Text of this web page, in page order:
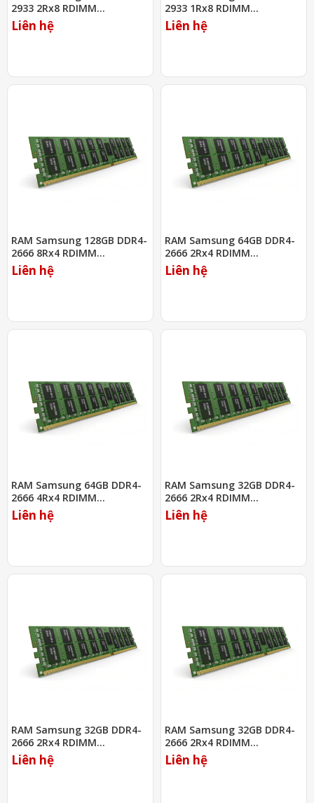
2933 2Rx8 RDIMM
(M393A2K43DB2-CVF)
Liên hệ
2933 1Rx8 RDIMM
(M393A1K43DB1-CVF)
Liên hệ
RAM Samsung 128GB DDR4-
2666 8Rx4 RDIMM
(M393AAK40B42-CWD)
Liên hệ
RAM Samsung 64GB DDR4-
2666 2Rx4 RDIMM
(M393A8G40MB2-CTD)
Liên hệ
RAM Samsung 64GB DDR4-
2666 4Rx4 RDIMM
(M393A8K40B22-CWD)
Liên hệ
RAM Samsung 32GB DDR4-
2666 2Rx4 RDIMM
(M393A4K40BB2-CTD)
Liên hệ
RAM Samsung 32GB DDR4-
2666 2Rx4 RDIMM
(M393A4K40CB2-CTD)
Liên hệ
RAM Samsung 32GB DDR4-
2666 2Rx4 RDIMM
(M393A4K40DB2-CTD)
Liên hệ